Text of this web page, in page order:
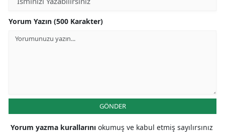
Yorum Yazın (500 Karakter)
GÖNDER
Yorum yazma kurallarını okumuş ve kabul etmiş sayılırsınız